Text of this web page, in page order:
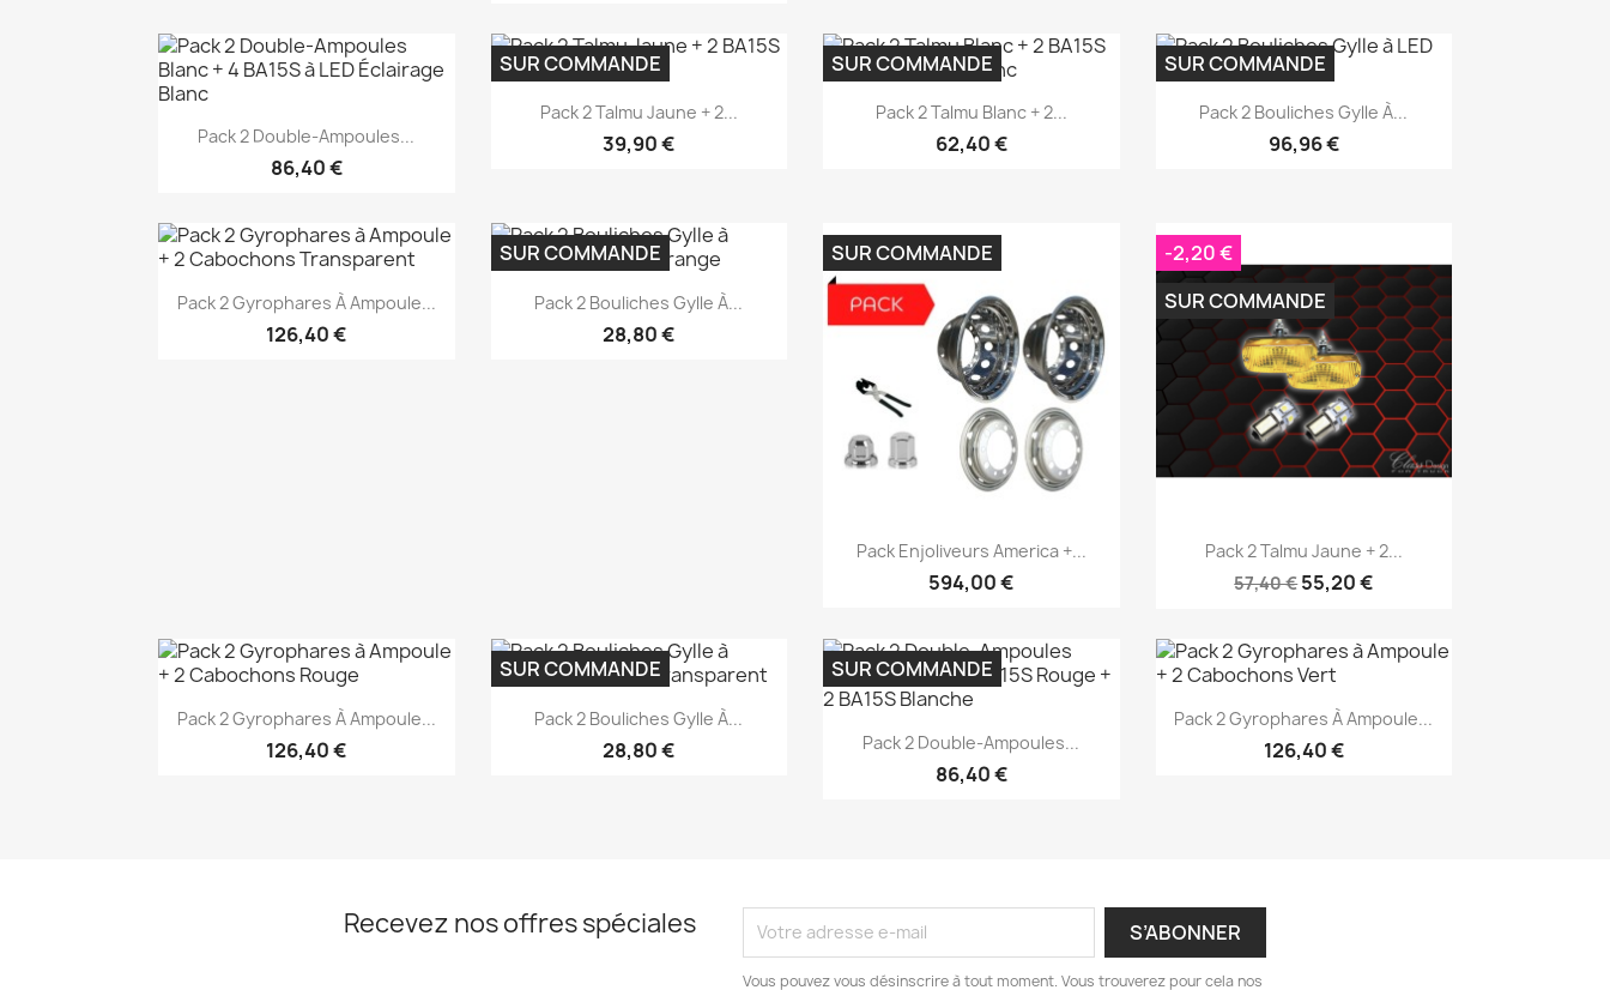
Aperçu rapide
Pack 2 Double-Ampoules...
86,40 €
Aperçu rapide
Pack 2 Talmu Jaune + 2...
39,90 €
SUR COMMANDE
Aperçu rapide
Pack 2 Talmu Blanc + 2...
62,40 €
SUR COMMANDE
Aperçu rapide
Pack 2 Bouliches Gylle À...
96,96 €
SUR COMMANDE
Aperçu rapide
Pack 2 Gyrophares À Ampoule...
126,40 €
Aperçu rapide
Pack 2 Bouliches Gylle À...
28,80 €
SUR COMMANDE
Aperçu rapide
Pack Enjoliveurs America +...
594,00 €
SUR COMMANDE
Aperçu rapide
Pack 2 Talmu Jaune + 2...
57,40 €55,20 €
-2,20 €
SUR COMMANDE
Aperçu rapide
Pack 2 Gyrophares À Ampoule...
126,40 €
Aperçu rapide
Pack 2 Bouliches Gylle À...
28,80 €
SUR COMMANDE
Aperçu rapide
Pack 2 Double-Ampoules...
86,40 €
SUR COMMANDE
Aperçu rapide
Pack 2 Gyrophares À Ampoule...
126,40 €
Recevez nos offres spéciales
Vous pouvez vous désinscrire à tout moment. Vous trouverez pour cela nos